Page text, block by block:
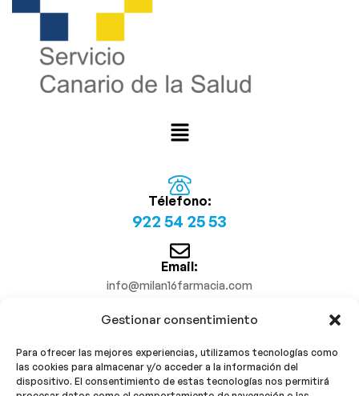
Gestionar consentimiento
Para ofrecer las mejores experiencias, utilizamos tecnologías como
las cookies para almacenar y/o acceder a la información del
dispositivo. El consentimiento de estas tecnologías nos permitirá
Télefono:
922 54 25 53
Email:
info@milan16farmacia.com
¡Síguenos!